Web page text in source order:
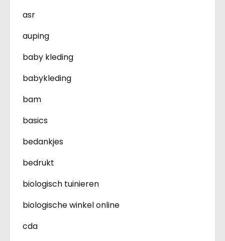
asr
auping
baby kleding
babykleding
bam
basics
bedankjes
bedrukt
biologisch tuinieren
biologische winkel online
cda